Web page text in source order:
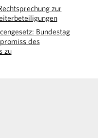
zur
Bundestag
des
zu